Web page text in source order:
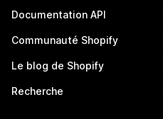
Documentation API
Communauté Shopify
Le blog de Shopify
Recherche